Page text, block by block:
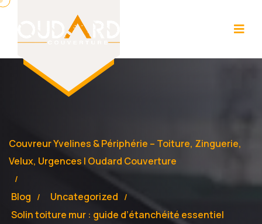
Couvreur Yvelines & Périphérie – Toiture, Zinguerie,
Velux, Urgences | Oudard Couverture
Blog
Uncategorized
Solin toiture mur : guide d’étanchéité essentiel